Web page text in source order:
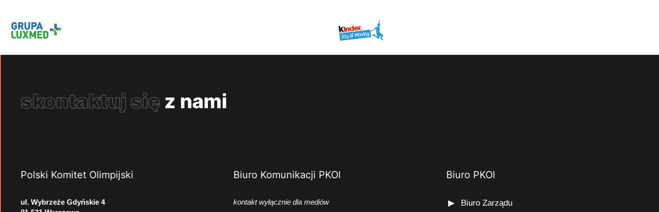
skontaktuj się z nami
Polski Komitet Olimpijski
ul. Wybrzeże Gdyńskie 4
Biuro Komunikacji PKOl
kontakt wyłącznie dla mediów
Biuro PKOl
Biuro Zarządu